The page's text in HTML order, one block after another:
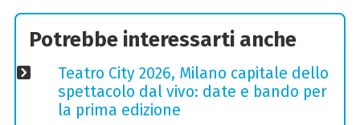
Potrebbe interessarti anche
Teatro City 2026, Milano capitale dello
spettacolo dal vivo: date e bando per
la prima edizione